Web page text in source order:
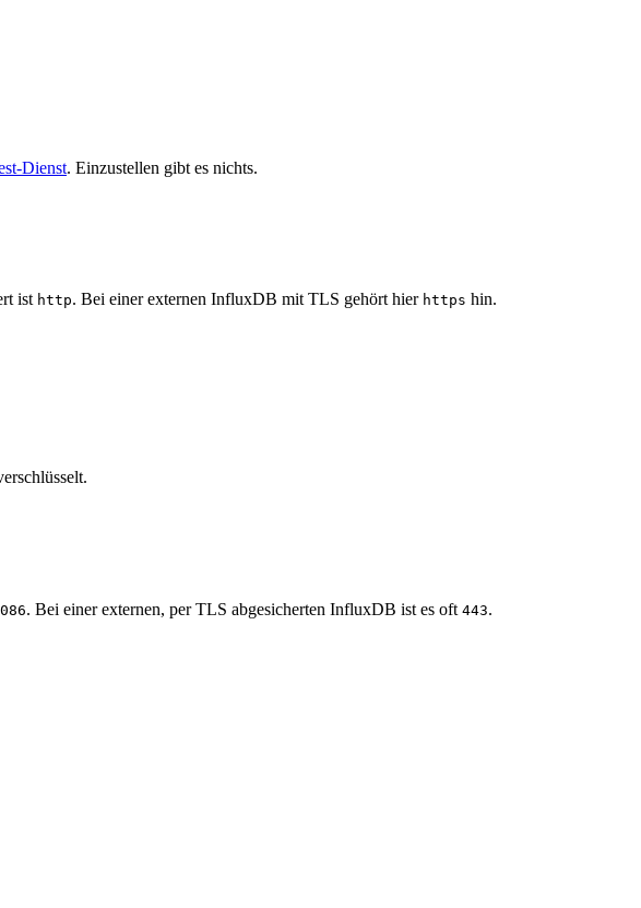
Dienst. Einzustellen gibt es nichts.
ist http. Bei einer externen InfluxDB mit TLS gehört hier https hin.
. Bei einer externen, per TLS abgesicherten InfluxDB ist es oft 443.